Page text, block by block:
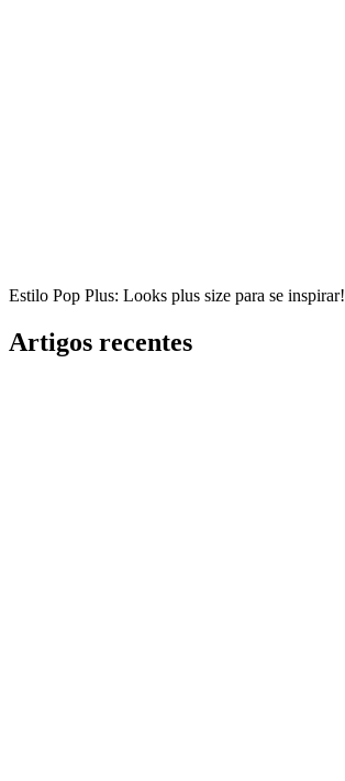
Estilo Pop Plus: Looks plus size para se inspirar!
Artigos recentes